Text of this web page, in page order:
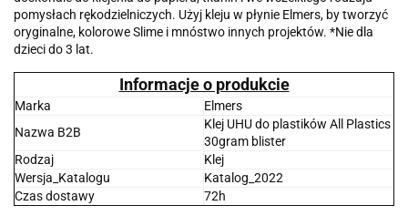
pomysłach rękodzielniczych. Użyj kleju w płynie Elmers, by tworzyć
oryginalne, kolorowe Slime i mnóstwo innych projektów. *Nie dla
dzieci do 3 lat.
Informacje o produkcie
Marka
Elmers
Nazwa B2B
Klej UHU do plastików All Plastics
30gram blister
Rodzaj
Klej
Wersja_Katalogu
Katalog_2022
Czas dostawy
72h